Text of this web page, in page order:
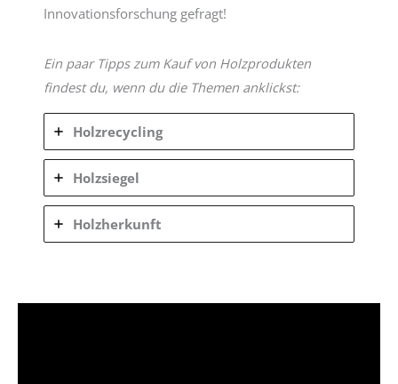
Innovationsforschung gefragt!
Ein paar Tipps zum Kauf von Holzprodukten
findest du, wenn du die Themen anklickst:
Holzrecycling
Holzsiegel
Holzherkunft